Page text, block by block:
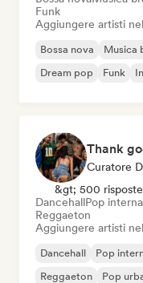
Funk
Aggiungere artisti
Bossa nova Musica
Dream pop
Funk
Thank
Curatore
&gt; 500
DancehallPop
Reggaeton
Aggiungere artisti
Dancehall Pop
Reggaeton
Pop